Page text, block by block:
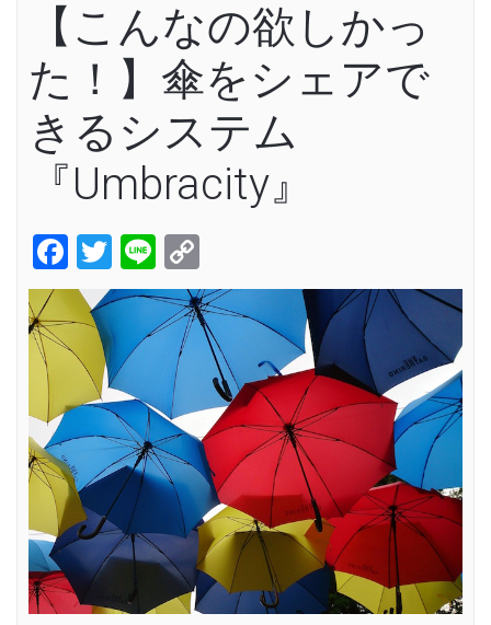
【こんなの欲しかっ
た！】傘をシェアで
きるシステム
『Umbracity』
Facebook
Twitter
Line
Link